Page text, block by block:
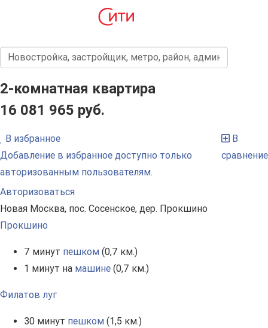
2-комнатная квартира
16 081 965 руб.
В избранное
Добавление в избранное доступно только
авторизованным пользователям.
Авторизоваться
В
сравнение
Новая Москва, пос. Сосенское, дер. Прокшино
Прокшино
7 минут пешком (0,7 км.)
1 минут на машине (0,7 км.)
Филатов луг
30 минут пешком (1,5 км.)